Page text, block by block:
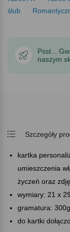
ślub
Psst...
naszym
Szczegóły
kartka
umieszczenia
życzeń oraz
wymiary: 21 x
gramatura:
do kartki